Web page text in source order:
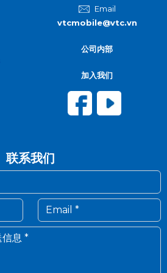
Email
vtcmobile@vtc.vn
公司内部
加入我们
联系我们